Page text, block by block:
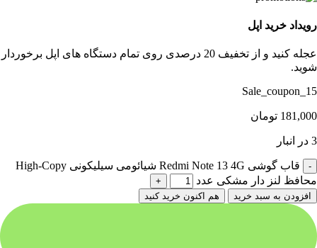
رویداد خرید اپل
عجله کنید و از تخفیف 20 درصدی روی تمام دستگاه های اپل برخوردار
شوید.
Sale_coupon_15
181,000 تومان
3 در انبار
قاب گوشی Redmi Note 13 4G شیائومی سیلیکونی High-Copy
محافظ لنز دار مشکی عدد
افزودن به سبد خرید هم اکنون خرید کنید